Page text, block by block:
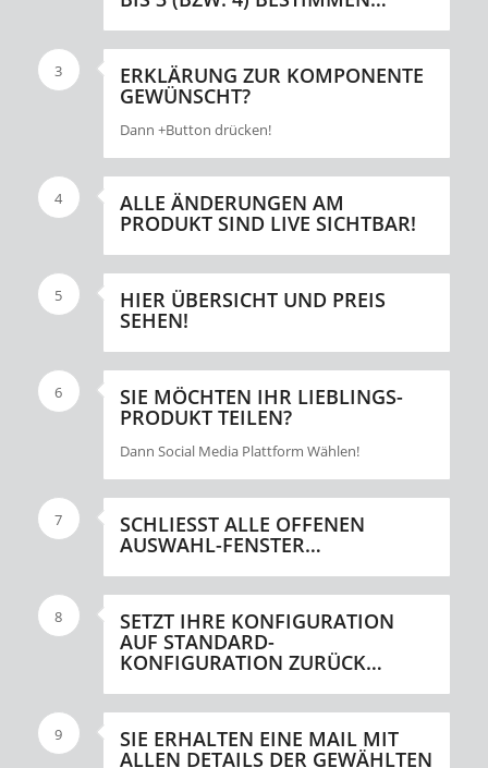
3 ERKLÄRUNG ZUR KOMPONENTE
GEWÜNSCHT?
Dann +Button drücken!
4 ALLE ÄNDERUNGEN AM
PRODUKT SIND LIVE SICHTBAR!
5 HIER ÜBERSICHT UND PREIS
SEHEN!
6 SIE MÖCHTEN IHR LIEBLINGS-
PRODUKT TEILEN?
Dann Social Media Plattform Wählen!
7 SCHLIESST ALLE OFFENEN A
USWAHL-FENSTER…
8 SETZT IHRE KONFIGURATION
AUF STANDARD-
KONFIGURATION ZURÜCK…
9 SIE ERHALTEN EINE MAIL MIT
ALLEN DETAILS DER GEWÄHLTEN